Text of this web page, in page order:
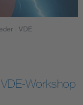
| VDE
Workshop